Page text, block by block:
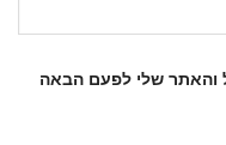
והאתר שלי לפעם הבאה